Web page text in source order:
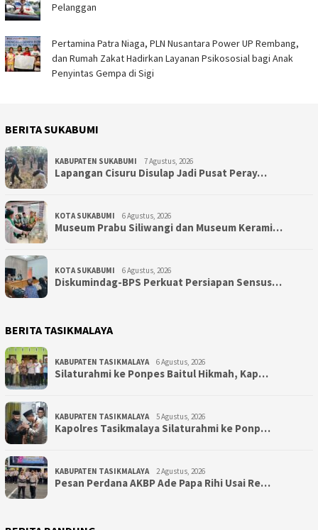
Pelanggan
Pertamina Patra Niaga, PLN Nusantara Power UP Rembang,
dan Rumah Zakat Hadirkan Layanan Psikososial bagi Anak
Penyintas Gempa di Sigi
BERITA SUKABUMI
KABUPATEN SUKABUMI 7 Agustus, 2026
Lapangan Cisuru Disulap Jadi Pusat Peray…
KOTA SUKABUMI 6 Agustus, 2026
Museum Prabu Siliwangi dan Museum Kerami…
KOTA SUKABUMI 6 Agustus, 2026
Diskumindag-BPS Perkuat Persiapan Sensus…
BERITA TASIKMALAYA
KABUPATEN TASIKMALAYA 6 Agustus, 2026
Silaturahmi ke Ponpes Baitul Hikmah, Kap…
KABUPATEN TASIKMALAYA 5 Agustus, 2026
Kapolres Tasikmalaya Silaturahmi ke Ponp…
KABUPATEN TASIKMALAYA 2 Agustus, 2026
Pesan Perdana AKBP Ade Papa Rihi Usai Re…